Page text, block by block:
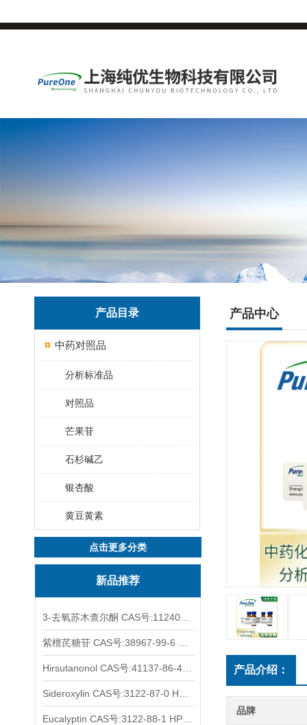
产品目录
中药对照品
分析标准品
对照品
芒果苷
石杉碱乙
银杏酸
黄豆黄素
点击更多分类
新品推荐
产品中心
产品介绍：
品牌